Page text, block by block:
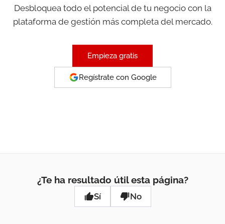
Desbloquea todo el potencial de tu negocio con la
plataforma de gestión más completa del mercado.
Empieza gratis
Regístrate con Google
¿Te ha resultado útil esta página?
Sí No